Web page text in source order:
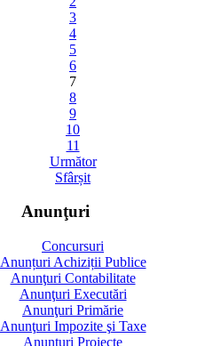
3
4
5
6
7
8
9
10
11
Următor
Sfârșit
Anunţuri
Concursuri
Anunțuri Achiziții Publice
Anunţuri Contabilitate
Anunţuri Executări
Anunţuri Primărie
Anunţuri Impozite şi Taxe
Anunţuri Proiecte